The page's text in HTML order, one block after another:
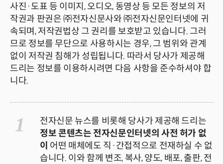
사진·도표 등 이미지, 오디오, 동영상 등 모든 정보의 저
작권과 판권은 ㈜전자신문사와 ㈜전자신문인터넷에 귀
속되며, 저작권법상 그 권리를 보호받고 있습니다. 그러
므로 정보를 무단으로 사용하시는 경우, 그 범위와 관계
없이 저작권 침해가 성립됩니다. 따라서 당사가 제공해
드리는 정보를 이용하시려면 다음 사항을 준수하셔야 합
니다.
1
전자신문 뉴스를 비롯해 당사가 제공해 드리는
정보 콘텐츠는 전자신문인터넷의 사전 허가 없
이 어떤 매체에도 직·간접적으로 전재하실 수 없
습니다. 이와 함께 변조, 복사, 양도, 배포, 출판, 전